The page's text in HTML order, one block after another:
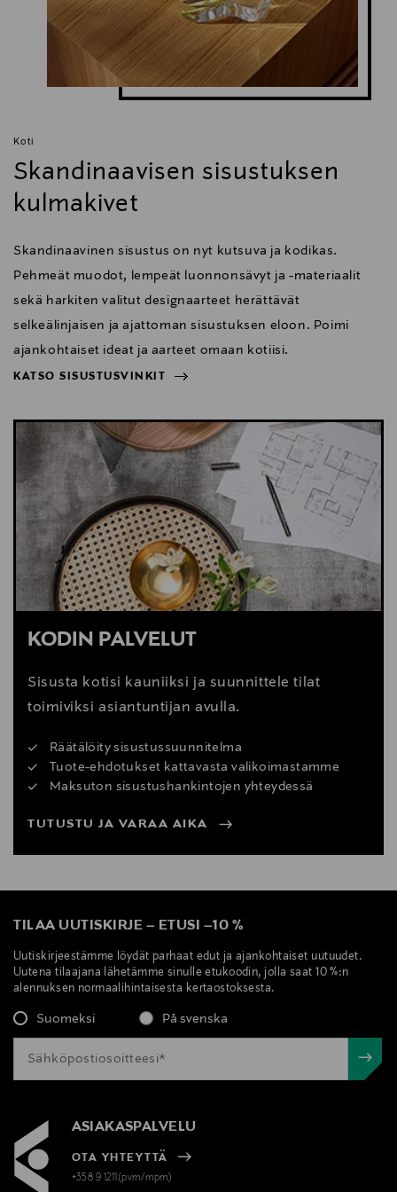
Koti
Skandinaavisen sisustuksen
kulmakivet
Skandinaavinen sisustus on nyt kutsuva ja kodikas.
Pehmeät muodot, lempeät luonnonsävyt ja -materiaalit
sekä harkiten valitut designaarteet herättävät
selkeälinjaisen ja ajattoman sisustuksen eloon. Poimi
ajankohtaiset ideat ja aarteet omaan kotiisi.
KATSO SISUSTUSVINKIT
KATSO SISUSTUSVINKIT
KODIN PALVELUT
Sisusta kotisi kauniiksi ja suunnittele tilat
toimiviksi asiantuntijan avulla.
Räätälöity sisustussuunnitelma
Tuote-ehdotukset kattavasta valikoimastamme
Maksuton sisustushankintojen yhteydessä
TUTUSTU JA VARAA AIKA
TILAA UUTISKIRJE – ETUSI –10 %
Uutiskirjeestämme löydät parhaat edut ja ajankohtaiset uutuudet.
Uutena tilaajana lähetämme sinulle etukoodin, jolla saat 10 %:n
alennuksen normaalihintaisesta kertaostoksesta.
Suomeksi På svenska
ASIAKASPALVELU
OTA YHTEYTTÄ
+358 9 1211(pvm/mpm)